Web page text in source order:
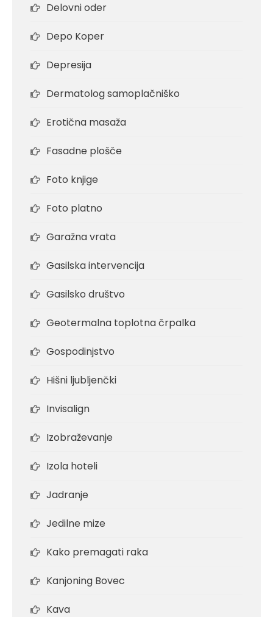
Delovni oder
Depo Koper
Depresija
Dermatolog samoplačniško
Erotična masaža
Fasadne plošče
Foto knjige
Foto platno
Garažna vrata
Gasilska intervencija
Gasilsko društvo
Geotermalna toplotna črpalka
Gospodinjstvo
Hišni ljubljenčki
Invisalign
Izobraževanje
Izola hoteli
Jadranje
Jedilne mize
Kako premagati raka
Kanjoning Bovec
Kava